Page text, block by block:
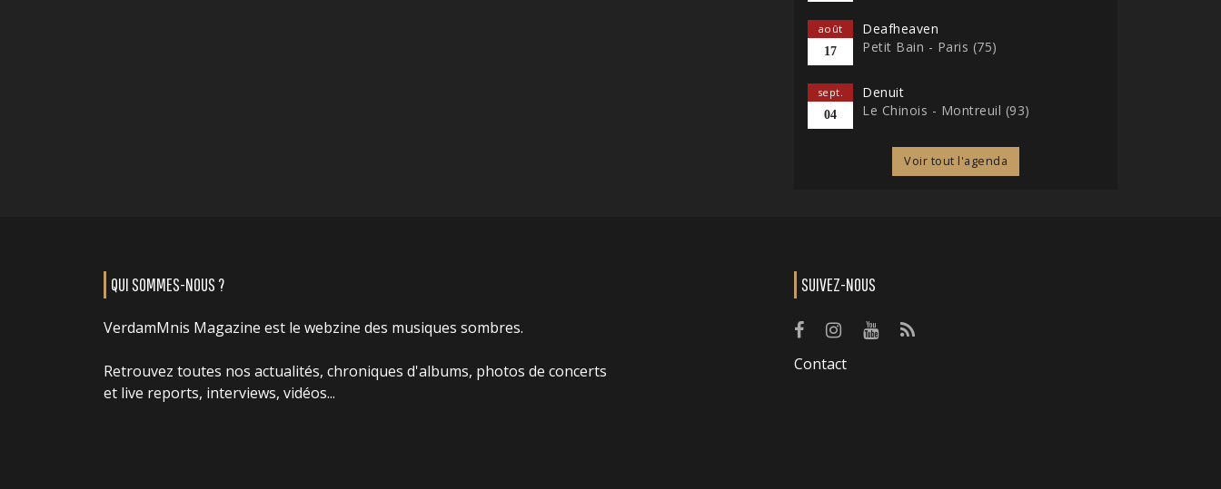
août
17
Deafheaven
Petit Bain - Paris (75)
sept.
04
Denuit
Le Chinois - Montreuil (93)
Voir tout l'agenda
QUI SOMMES-NOUS ?
VerdamMnis Magazine est le webzine des musiques sombres.
Retrouvez toutes nos actualités, chroniques d'albums, photos de concerts
et live reports, interviews, vidéos...
SUIVEZ-NOUS
Contact